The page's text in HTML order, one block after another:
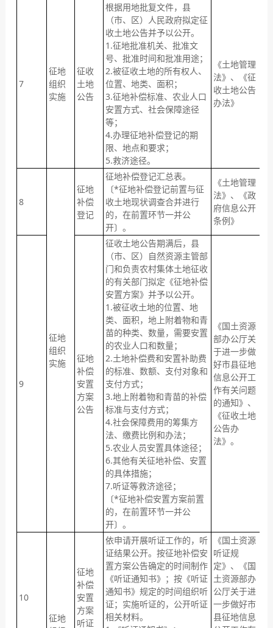
7
征地
组织
实施
征收
土地
公告
根据用地批复文件，县
（市、区）人民政府拟定征
收土地公告并予以公开。
1.征地批准机关、批准文
号、批准时间和批准用途；
2.被征收土地的所有权人、
位置、地类、面积；
3.征地补偿标准、农业人口
安置方式、社会保障途径
等；
4.办理征地补偿登记的期
限、地点和要求；
5.救济途径。
《土地管理
法》、《征
收土地公告
办法》
8
征地
组织
实施
征地
补偿
登记
征地补偿登记汇总表。
〔*征地补偿登记前置与征
收土地现状调查合并进行
的，在前置环节一并公
开〕。
《土地管理
法》、《政
府信息公开
条例》
9
征地
补偿
安置
方案
公告
征收土地公告期满后，县
（市、区）自然资源主管部
门和负责农村集体土地征收
的有关部门拟定《征地补偿
安置方案》并予以公开。
1.被征收土地的位置、地
类、面积，地上附着物和青
苗的种类、数量，需要安置
的农业人口和数量；
2.土地补偿费和安置补助费
的标准、数额、支付对象和
支付方式；
3.地上附着物和青苗的补偿
标准与支付方式；
4.社会保障费用的筹集方
法、缴费比例和办法；
5.农业人员安置具体途径；
6.其他有关征地补偿、安置
的具体措施；
7.听证等救济途径；
〔*征地补偿安置方案前置
的，在前置环节一并公
开〕。
《国土资源
部办公厅关
于进一步做
好市县征地
信息公开工
作有关问题
的通知》、
《征收土地
公告办
法》。
10
征地
征地
补偿
安置
方案
听证
依申请开展听证工作的，听
证结果公开。按征地补偿安
置方案公告确定的时间制作
《听证通知书》；按《听证
通知书》规定的时间组织听
证；实施听证的，公开听证
相关材料。
《国土资源
听证规
定》、《国
土资源部办
公厅关于进
一步做好市
县征地信息